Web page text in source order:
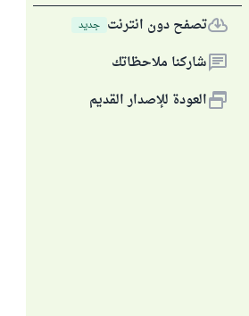
تصفح دون انترنت جديد
شاركنا ملاحظاتك
العودة للإصدار القديم